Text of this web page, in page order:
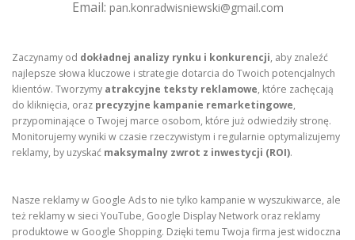
Email: pan.konradwisniewski@gmail.com
Zaczynamy od dokładnej analizy rynku i konkurencji, aby znaleźć
najlepsze słowa kluczowe i strategie dotarcia do Twoich potencjalnych
klientów. Tworzymy atrakcyjne teksty reklamowe, które zachęcają
do kliknięcia, oraz precyzyjne kampanie remarketingowe,
przypominające o Twojej marce osobom, które już odwiedziły stronę.
Monitorujemy wyniki w czasie rzeczywistym i regularnie optymalizujemy
reklamy, by uzyskać maksymalny zwrot z inwestycji (ROI).
Nasze reklamy w Google Ads to nie tylko kampanie w wyszukiwarce, ale
też reklamy w sieci YouTube, Google Display Network oraz reklamy
produktowe w Google Shopping. Dzięki temu Twoja firma jest widoczna